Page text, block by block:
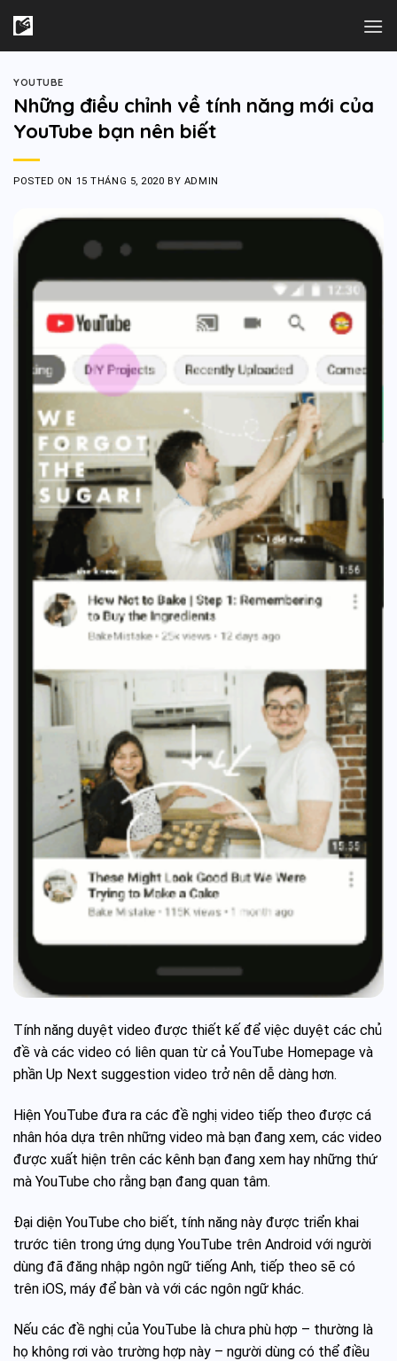
content
YOUTUBE
Những điều chỉnh về tính năng mới của
YouTube bạn nên biết
POSTED ON 15 THÁNG 5, 2020 BY ADMIN
Tính năng duyệt video được thiết kế để việc duyệt các chủ
đề và các video có liên quan từ cả YouTube Homepage và
phần Up Next suggestion video trở nên dễ dàng hơn.
Hiện YouTube đưa ra các đề nghị video tiếp theo được cá
nhân hóa dựa trên những video mà bạn đang xem, các video
được xuất hiện trên các kênh bạn đang xem hay những thứ
mà YouTube cho rằng bạn đang quan tâm.
Đại diện YouTube cho biết, tính năng này được triển khai
trước tiên trong ứng dụng YouTube trên Android với người
dùng đã đăng nhập ngôn ngữ tiếng Anh, tiếp theo sẽ có
trên iOS, máy để bàn và với các ngôn ngữ khác.
Nếu các đề nghị của YouTube là chưa phù hợp – thường là
họ không rơi vào trường hợp này – người dùng có thể điều